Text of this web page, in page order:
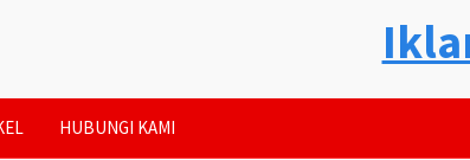
HUBUNGI KAMI